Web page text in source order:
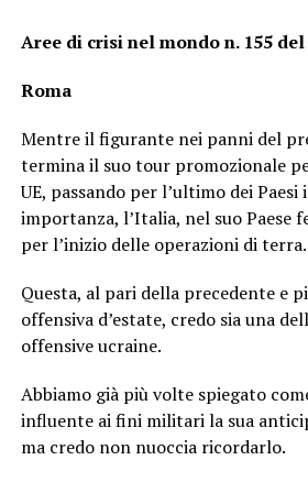
Aree di crisi nel mondo n. 155 del
Roma
Mentre il figurante nei panni del
termina il suo tour promozionale
UE, passando per l’ultimo dei
importanza, l’Italia, nel suo Paese
per l’inizio delle operazioni di terra.
Questa, al pari della precedente e
offensiva d’estate, credo sia una
offensive ucraine.
Abbiamo già più volte spiegato
influente ai fini militari la sua
ma credo non nuoccia ricordarlo.